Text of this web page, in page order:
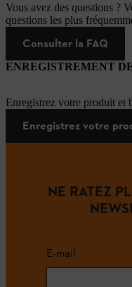
Vous avez des questions ?
questions les plus
Consulter la FAQ
ENREGISTREMENT
Enregistrez votre produit et
Enregistrez votre
NE RATEZ
E-mail